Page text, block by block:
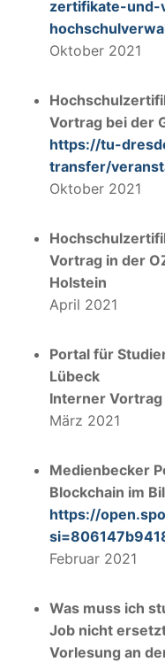
zertifikate-und-
Oktober 2021
Vortrag bei der
https://tu-
transfer/
Oktober 2021
Vortrag in der
Holstein
April 2021
Portal für
Lübeck
Interner Vortrag
März 2021
Medienbecker
Blockchain im
https://
Februar 2021
Was muss ich
Job nicht
Vorlesung an